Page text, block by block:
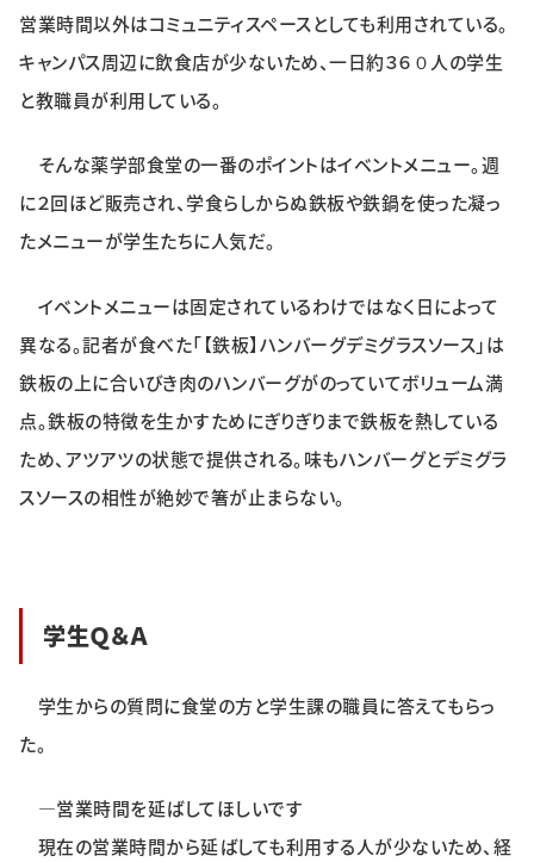
イベント
購読 日大文芸賞
学生記者募集 お問い合わせ
営業時間以外はコミュニティスペースとしても利用されている。
キャンパス周辺に飲食店が少ないため、一日約３６０人の学生
と教職員が利用している。
そんな薬学部食堂の一番のポイントはイベントメニュー。週
に２回ほど販売され、学食らしからぬ鉄板や鉄鍋を使った凝っ
たメニューが学生たちに人気だ。
イベントメニューは固定されているわけではなく日によって
異なる。記者が食べた「【鉄板】ハンバーグデミグラスソース」は
鉄板の上に合いびき肉のハンバーグがのっていてボリューム満
点。鉄板の特徴を生かすためにぎりぎりまで鉄板を熱している
ため、アツアツの状態で提供される。味もハンバーグとデミグラ
スソースの相性が絶妙で箸が止まらない。
学生Ｑ＆Ａ
学生からの質問に食堂の方と学生課の職員に答えてもらっ
た。
―営業時間を延ばしてほしいです
現在の営業時間から延ばしても利用する人が少ないため、経